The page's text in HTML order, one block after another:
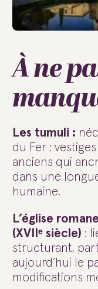
À ne
Les tumuli :
du Fer :
anciens qui
dans une
humaine.
L’église
(XVIIᵉ siècle) :
structurant,
aujourd’hui le
modifications